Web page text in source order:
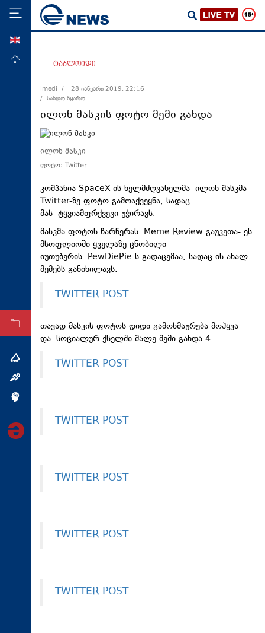
მთავარი
ეკონომიკა
მსოფლიო
ჯანდაცვა
თავდაცვა
რეგიონი
კულტურა
სპორტი
ტაბლოიდი
არქივი
ტაბლოიდი
imedi /
28 იანვარი 2019, 22:16
/ სანდო წყარო
ილონ მასკის ფოტო მემი გახდა
ილონ მასკი
ფოტო: Twitter
კომპანია SpaceX-ის ხელმძღვანელმა ილონ მასკმა
Twitter-ზე ფოტო გამოაქვეყნა, სადაც
მას ტყვიამფრქვევი უჭირავს.
მასკმა ფოტოს წარწერას Meme Review გაუკეთა- ეს
მსოფლიოში ყველაზე ცნობილი
იუთუბერის PewDiePie-ს გადაცემაა, სადაც ის ახალ
მემებს განიხილავს.
TWITTER POST
თავად მასკის ფოტოს დიდი გამოხმაურება მოჰყვა
და სოციალურ ქსელში მალე მემი გახდა.4
TWITTER POST
TWITTER POST
TWITTER POST
TWITTER POST
TWITTER POST